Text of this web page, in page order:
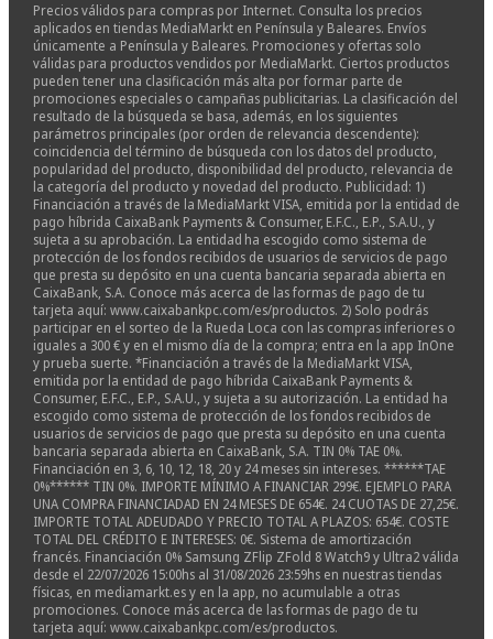
Precios válidos para compras por Internet. Consulta los precios
aplicados en tiendas MediaMarkt en Península y Baleares. Envíos
únicamente a Península y Baleares. Promociones y ofertas solo
válidas para productos vendidos por MediaMarkt. Ciertos productos
pueden tener una clasificación más alta por formar parte de
promociones especiales o campañas publicitarias. La clasificación del
resultado de la búsqueda se basa, además, en los siguientes
parámetros principales (por orden de relevancia descendente):
coincidencia del término de búsqueda con los datos del producto,
popularidad del producto, disponibilidad del producto, relevancia de
la categoría del producto y novedad del producto. Publicidad: 1)
Financiación a través de la MediaMarkt VISA, emitida por la entidad de
pago híbrida CaixaBank Payments & Consumer, E.F.C., E.P., S.A.U., y
sujeta a su aprobación. La entidad ha escogido como sistema de
protección de los fondos recibidos de usuarios de servicios de pago
que presta su depósito en una cuenta bancaria separada abierta en
CaixaBank, S.A. Conoce más acerca de las formas de pago de tu
tarjeta aquí: www.caixabankpc.com/es/productos. 2) Solo podrás
participar en el sorteo de la Rueda Loca con las compras inferiores o
iguales a 300 € y en el mismo día de la compra; entra en la app InOne
y prueba suerte. *Financiación a través de la MediaMarkt VISA,
emitida por la entidad de pago híbrida CaixaBank Payments &
Consumer, E.F.C., E.P., S.A.U., y sujeta a su autorización. La entidad ha
escogido como sistema de protección de los fondos recibidos de
usuarios de servicios de pago que presta su depósito en una cuenta
bancaria separada abierta en CaixaBank, S.A. TIN 0% TAE 0%.
Financiación en 3, 6, 10, 12, 18, 20 y 24 meses sin intereses. ******TAE
0%****** TIN 0%. IMPORTE MÍNIMO A FINANCIAR 299€. EJEMPLO PARA
UNA COMPRA FINANCIADAD EN 24 MESES DE 654€. 24 CUOTAS DE 27,25€.
IMPORTE TOTAL ADEUDADO Y PRECIO TOTAL A PLAZOS: 654€. COSTE
TOTAL DEL CRÉDITO E INTERESES: 0€. Sistema de amortización
francés. Financiación 0% Samsung ZFlip ZFold 8 Watch9 y Ultra2 válida
desde el 22/07/2026 15:00hs al 31/08/2026 23:59hs en nuestras tiendas
físicas, en mediamarkt.es y en la app, no acumulable a otras
promociones. Conoce más acerca de las formas de pago de tu
tarjeta aquí: www.caixabankpc.com/es/productos.